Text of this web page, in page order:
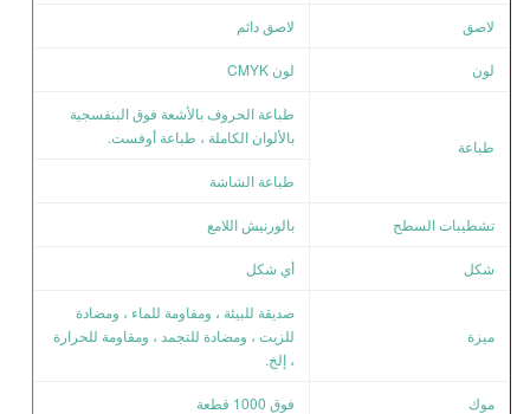
لاصق لاصق دائم
لون لون CMYK
طباعة
طباعة الحروف بالأشعة فوق البنفسجية
بالألوان الكاملة ، طباعة أوفست.
طباعة الشاشة
تشطيبات السطح بالورنيش اللامع
شكل أي شكل
ميزة
صديقة للبيئة ، ومقاومة للماء ، ومضادة
للزيت ، ومضادة للتجمد ، ومقاومة للحرارة
، إلخ.
موك فوق 1000 قطعة